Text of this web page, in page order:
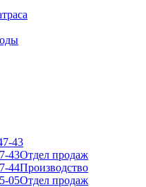
43
43Отдел продаж
44Производство
05Отдел продаж